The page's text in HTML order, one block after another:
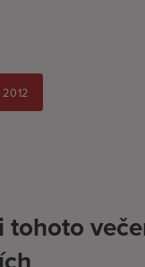
tohoto